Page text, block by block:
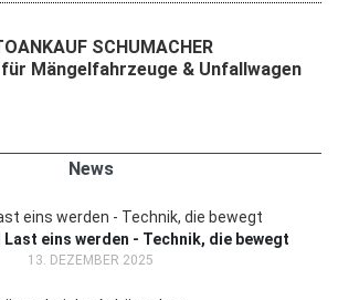
SCHUMACHER
Mängelfahrzeuge & Unfallwagen
News
Last eins werden - Technik, die bewegt
13. DEZEMBER 2025